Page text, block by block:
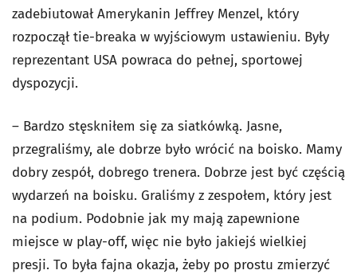
zadebiutował Amerykanin Jeffrey Menzel, który
rozpoczął tie-breaka w wyjściowym ustawieniu. Były
reprezentant USA powraca do pełnej, sportowej
dyspozycji.
– Bardzo stęskniłem się za siatkówką. Jasne,
przegraliśmy, ale dobrze było wrócić na boisko. Mamy
dobry zespół, dobrego trenera. Dobrze jest być częścią
wydarzeń na boisku. Graliśmy z zespołem, który jest
na podium. Podobnie jak my mają zapewnione
miejsce w play-off, więc nie było jakiejś wielkiej
presji. To była fajna okazja, żeby po prostu zmierzyć